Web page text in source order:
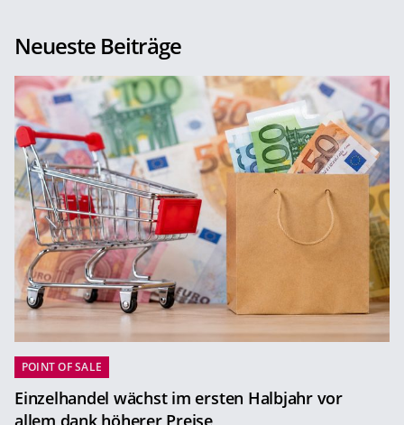
Neueste Beiträge
POINT OF SALE
Einzelhandel wächst im ersten Halbjahr vor
allem dank höherer Preise